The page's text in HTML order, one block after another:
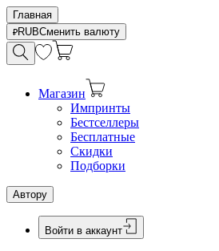
Главная
RUBСменить валюту
Магазин
Импринты
Бестселлеры
Бесплатные
Скидки
Подборки
Автору
Войти в аккаунт